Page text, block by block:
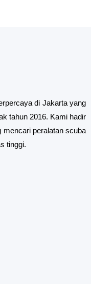
di Jakarta yang
tahun 2016. Kami hadir
mencari peralatan scuba
tinggi.